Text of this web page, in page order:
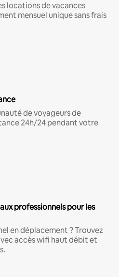
locations de vacances
mensuel unique sans frais
de voyageurs de
24h/24 pendant votre
professionnels pour les
en déplacement ? Trouvez
accès wifi haut débit et